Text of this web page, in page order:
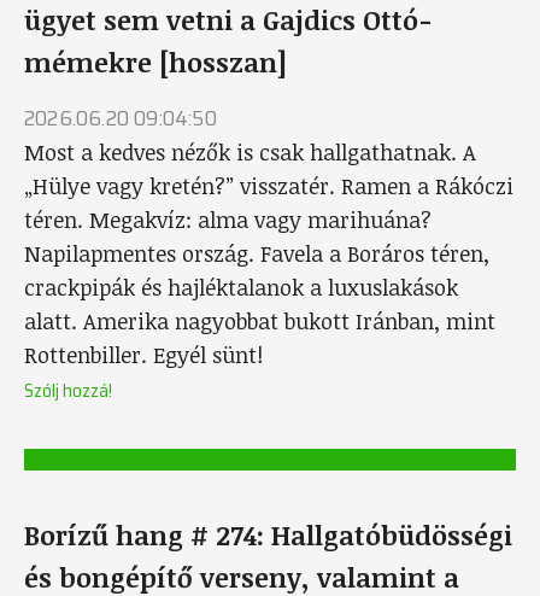
ügyet sem vetni a Gajdics Ottó-
mémekre [hosszan]
2026.06.20 09:04:50
Most a kedves nézők is csak hallgathatnak. A
„Hülye vagy kretén?” visszatér. Ramen a Rákóczi
téren. Megakvíz: alma vagy marihuána?
Napilapmentes ország. Favela a Boráros téren,
crackpipák és hajléktalanok a luxuslakások
alatt. Amerika nagyobbat bukott Iránban, mint
Rottenbiller. Egyél sünt!
Szólj hozzá!
Borízű hang # 274: Hallgatóbüdösségi
és bongépítő verseny, valamint a